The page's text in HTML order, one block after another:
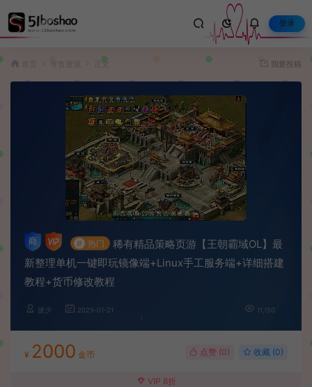
登录
寄售资源 正文 我要投稿
# 热门
稀有精品策略页游【王朝霸域OL】最
新整理单机一键即玩镜像端+Linux手工服务端+详细搭建
教程+货币修改教程
波少 2025-01-21 11,150
¥ 2000 金币 点赞 (0) 收藏 (0)
VIP 8折